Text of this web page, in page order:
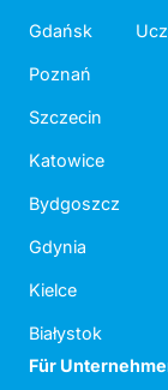
Gdańsk
Poznań
Szczecin
Katowice
Bydgoszcz
Gdynia
Kielce
Białystok
Für